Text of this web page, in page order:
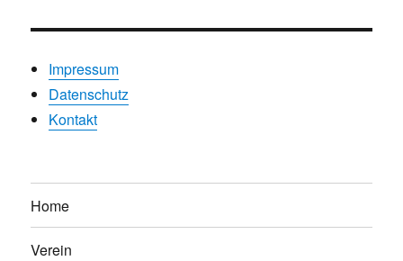
Impressum
Datenschutz
Kontakt
Home
Verein